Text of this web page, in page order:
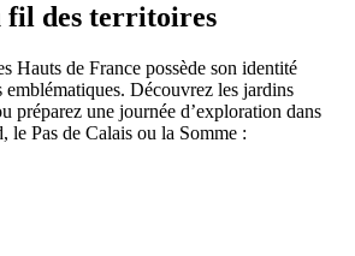
fil des territoires
Hauts de France possède son identité
emblématiques. Découvrez les jardins
préparez une journée d’exploration dans
le Pas de Calais ou la Somme :